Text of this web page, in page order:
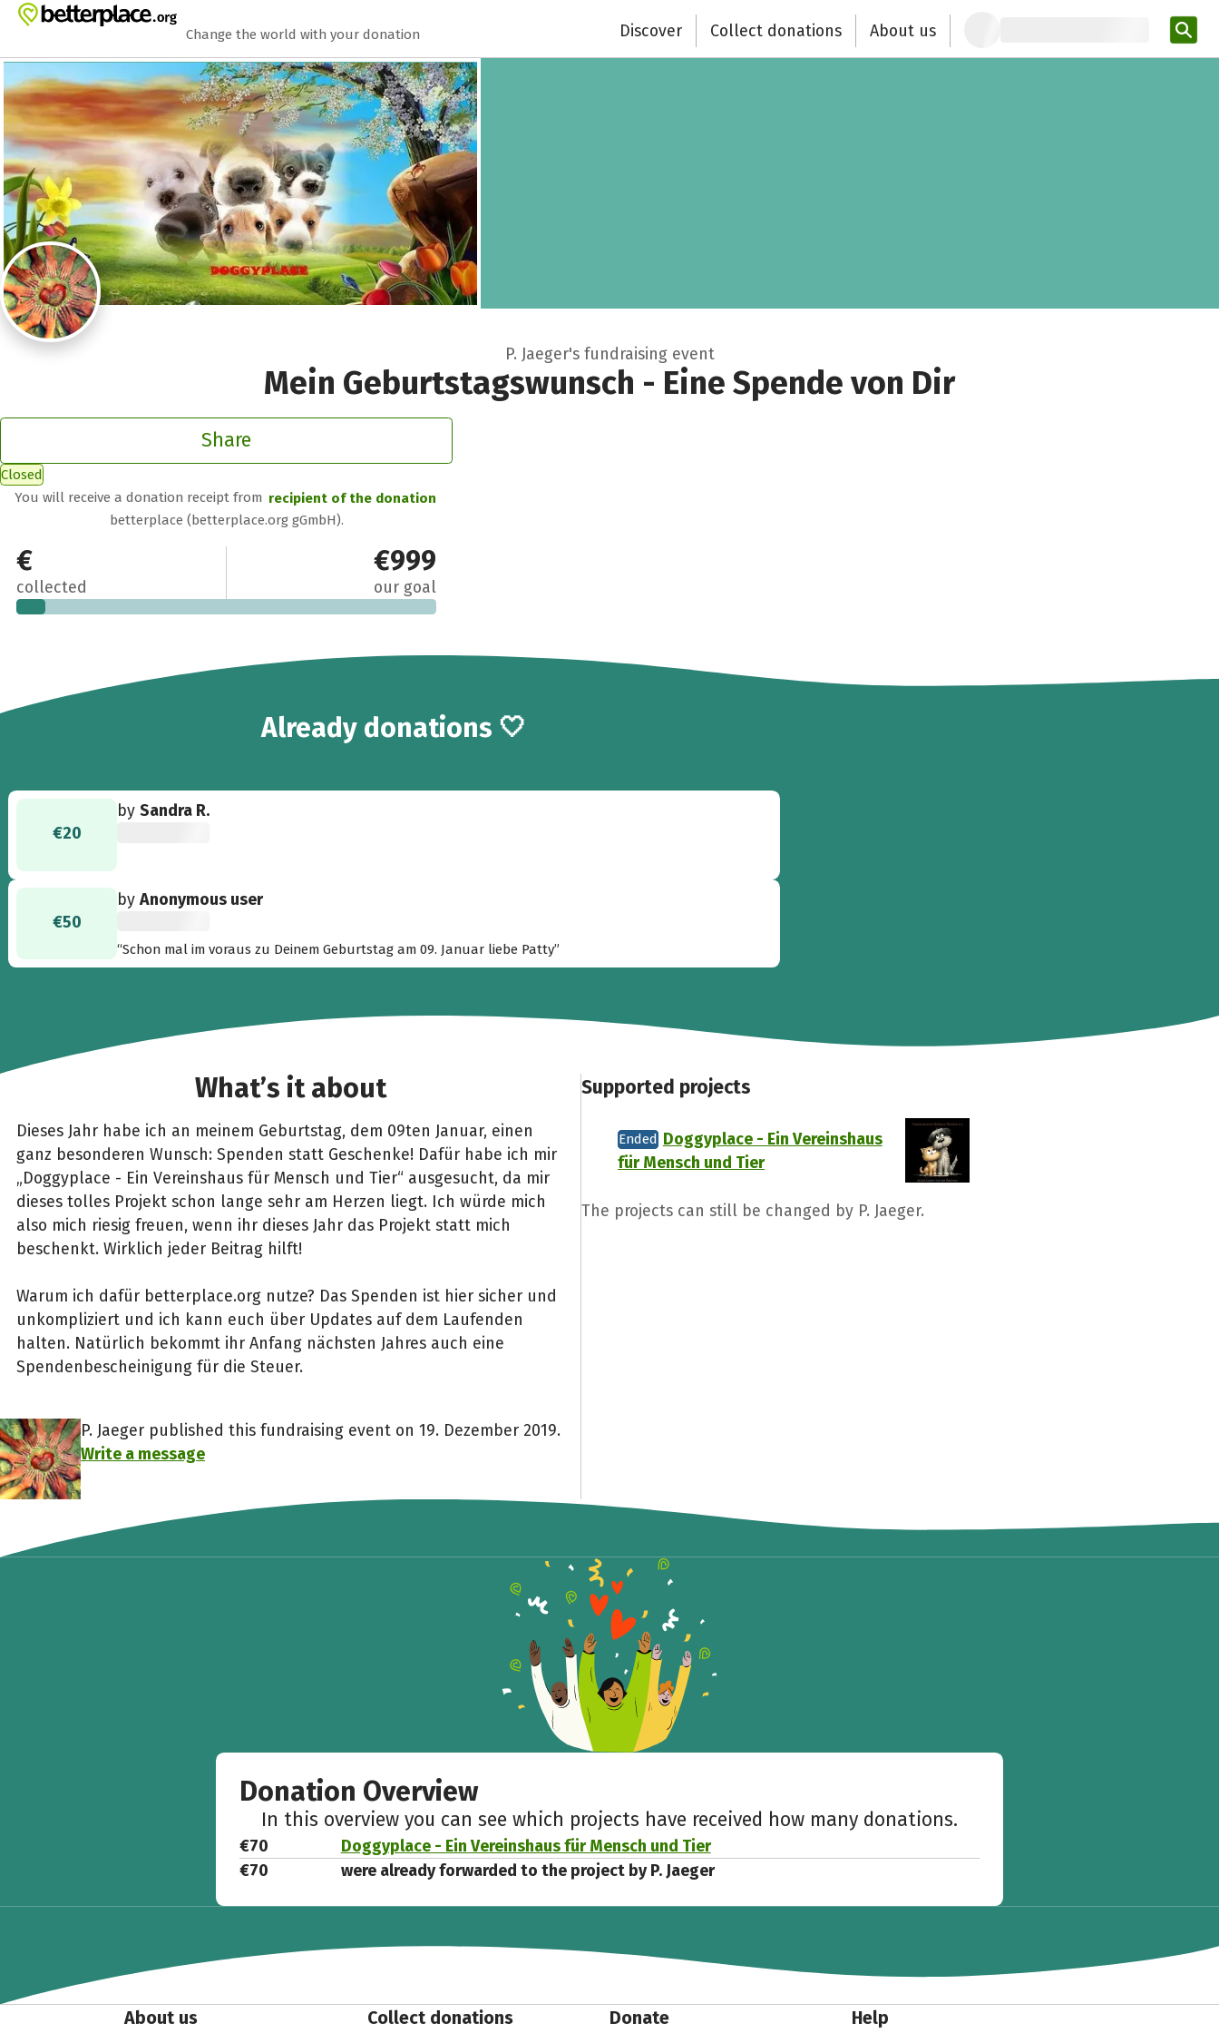
Zum Hauptinhalt springen
Erklärung zur Barrierefreiheit anzeigen
Change the world with your donation Discover Collect donations About us
P. Jaeger's fundraising event
Mein Geburtstagswunsch - Eine Spende von Dir
Share
Closed
You will receive a donation receipt from recipient of the donation
betterplace (betterplace.org gGmbH).
€70
collected
€999
our goal
Already 2
donations 🤍
€20
bySandra R.
€50
byAnonymous user
“Schon mal im voraus zu Deinem Geburtstag am 09. Januar liebe Patty”
What’s it about
Dieses Jahr habe ich an meinem Geburtstag, dem 09ten Januar, einen
ganz besonderen Wunsch: Spenden statt Geschenke! Dafür habe ich mir
„Doggyplace - Ein Vereinshaus für Mensch und Tier“ ausgesucht, da mir
dieses tolles Projekt schon lange sehr am Herzen liegt. Ich würde mich
also mich riesig freuen, wenn ihr dieses Jahr das Projekt statt mich
beschenkt. Wirklich jeder Beitrag hilft!
Warum ich dafür betterplace.org nutze? Das Spenden ist hier sicher und
unkompliziert und ich kann euch über Updates auf dem Laufenden
halten. Natürlich bekommt ihr Anfang nächsten Jahres auch eine
Spendenbescheinigung für die Steuer.
P. Jaeger published this fundraising event on 19. Dezember 2019.
Write a message
Supported projects
Ended Doggyplace - Ein Vereinshaus
für Mensch und Tier
The projects can still be changed by P. Jaeger.
Donation Overview
In this overview you can see which projects have received how many donations.
€70
Doggyplace - Ein Vereinshaus für Mensch und Tier
€70
were already forwarded to the project by P. Jaeger
Share fundraising event
Help to collect more donations!
WhatsApp Messenger
About us Collect donations Donate Help